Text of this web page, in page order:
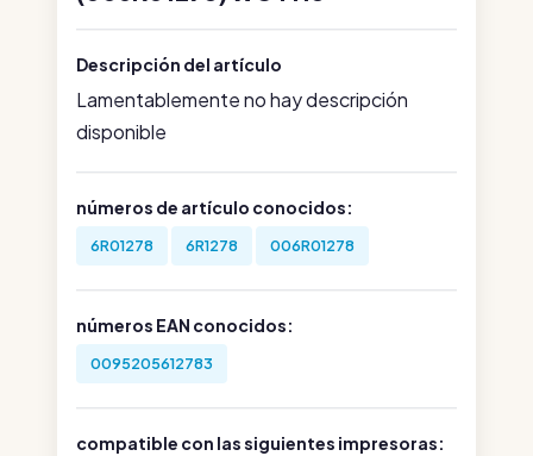
Descripción del artículo
Lamentablemente no hay descripción
disponible
números de artículo conocidos:
6R01278 6R1278 006R01278
números EAN conocidos:
0095205612783
compatible con las siguientes impresoras: